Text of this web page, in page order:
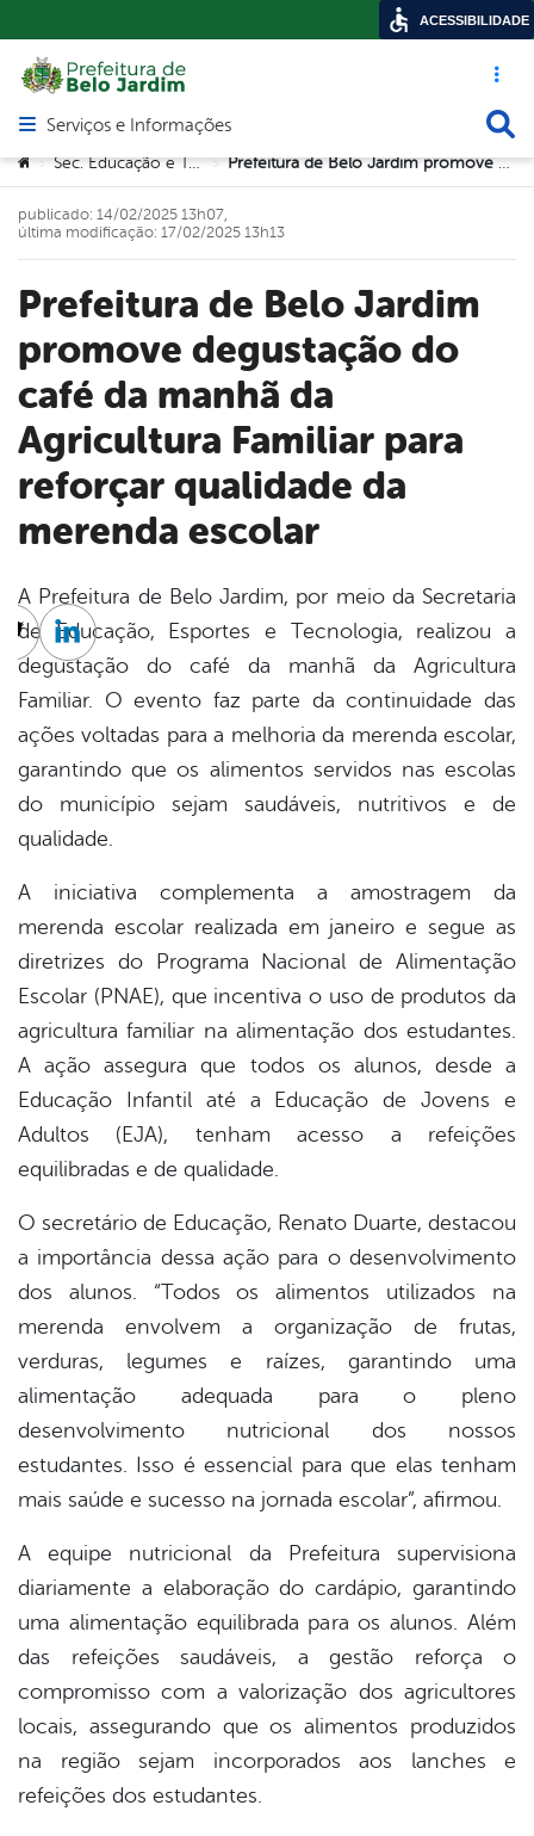
Acesso
Abrir menu principal de navegação
Serviços e Informações
Você está aqui:
> Sec. Educação e Tecnologia > Prefeitura de Belo Jardim promove degustação do café da manhã da Agricultura Familiar para reforçar qualidade da merenda escolar
Prefeitura de Belo Jardim
promove degustação do
café da manhã da
Agricultura Familiar para
reforçar qualidade da
merenda escolar
publicado: 14/02/2025 13h07,
última modificação: 17/02/2025 13h13
A Prefeitura de Belo Jardim, por meio da Secretaria
de Educação, Esportes e Tecnologia, realizou a
degustação do café da manhã da Agricultura
Familiar. O evento faz parte da continuidade das
ações voltadas para a melhoria da merenda escolar,
garantindo que os alimentos servidos nas escolas
do município sejam saudáveis, nutritivos e de
qualidade.
A iniciativa complementa a amostragem da
merenda escolar realizada em janeiro e segue as
diretrizes do Programa Nacional de Alimentação
Escolar (PNAE), que incentiva o uso de produtos da
agricultura familiar na alimentação dos estudantes.
A ação assegura que todos os alunos, desde a
Educação Infantil até a Educação de Jovens e
Adultos (EJA), tenham acesso a refeições
equilibradas e de qualidade.
O secretário de Educação, Renato Duarte, destacou
a importância dessa ação para o desenvolvimento
dos alunos. “Todos os alimentos utilizados na
merenda envolvem a organização de frutas,
verduras, legumes e raízes, garantindo uma
alimentação adequada para o pleno
desenvolvimento nutricional dos nossos
estudantes. Isso é essencial para que elas tenham
mais saúde e sucesso na jornada escolar”, afirmou.
A equipe nutricional da Prefeitura supervisiona
diariamente a elaboração do cardápio, garantindo
uma alimentação equilibrada para os alunos. Além
das refeições saudáveis, a gestão reforça o
compromisso com a valorização dos agricultores
locais, assegurando que os alimentos produzidos
na região sejam incorporados aos lanches e
refeições dos estudantes.
Twitter
Linkedin
ACESSIBILIDADE